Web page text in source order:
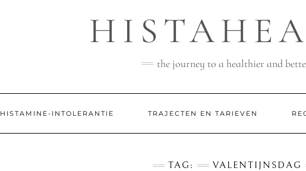
the journey to a healthier and
HISTAMINE-INTOLERANTIE TRAJECTEN EN TARIEVEN
TAG: VALENTIJNSDAG